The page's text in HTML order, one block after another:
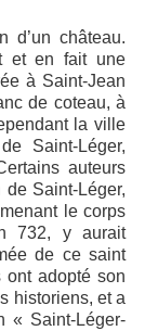
d’un château.
et en fait une
à Saint-Jean
de coteau, à
la ville
Saint-Léger,
auteurs
Saint-Léger,
le corps
732, y aurait
de ce saint
adopté son
historiens, et a
« Saint-Léger-